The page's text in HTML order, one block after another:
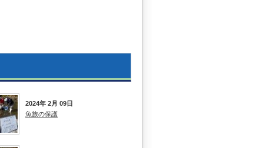
2024年 2月 09日
魚族の保護